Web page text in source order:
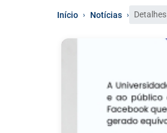
Início › Notícias › Detalhes
0